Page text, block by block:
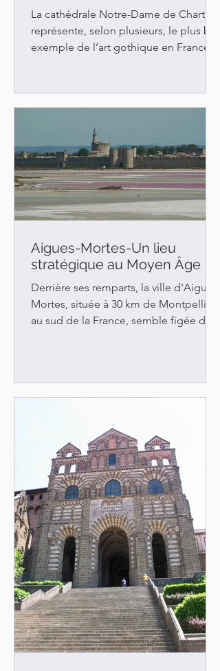
La cathédrale Notre-Dame de Chartres
représente, selon plusieurs, le plus bel
exemple de l’art gothique en France.
Aigues-Mortes-Un lieu
stratégique au Moyen Âge
Derrière ses remparts, la ville d'Aigues-
Mortes, située à 30 km de Montpellier
au sud de la France, semble figée dans
d'épaisseur, les tours de guet, la
exemple de l'architecture militaire
française au Moyen Âge. Le s dernières
techniques de défense de l'époque
ont été alors utilisées. C'